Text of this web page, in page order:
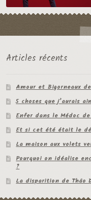
Articles récents
Amour et Bigorneaux
5 choses que j’aurais
Enfer dans le Médoc
Et si cet été était le
La maison aux volets
Pourquoi on idéalise
?
La disparition de Thâo